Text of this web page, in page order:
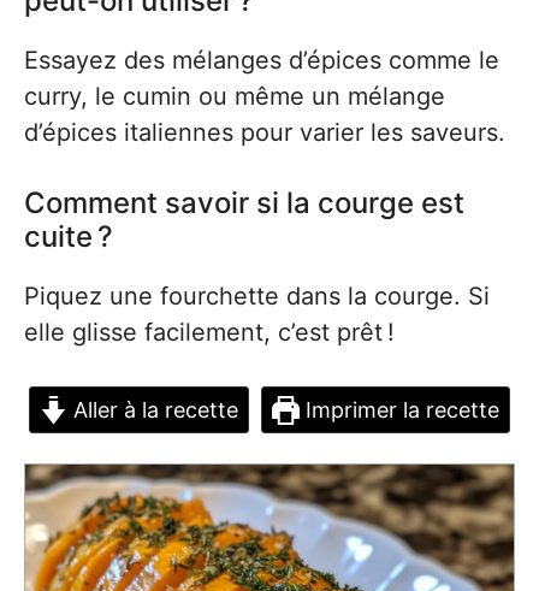
Essayez des mélanges d’épices comme le
curry, le cumin ou même un mélange
d’épices italiennes pour varier les saveurs.
Comment savoir si la courge est
cuite ?
Piquez une fourchette dans la courge. Si
elle glisse facilement, c’est prêt !
Aller à la recette Imprimer la recette